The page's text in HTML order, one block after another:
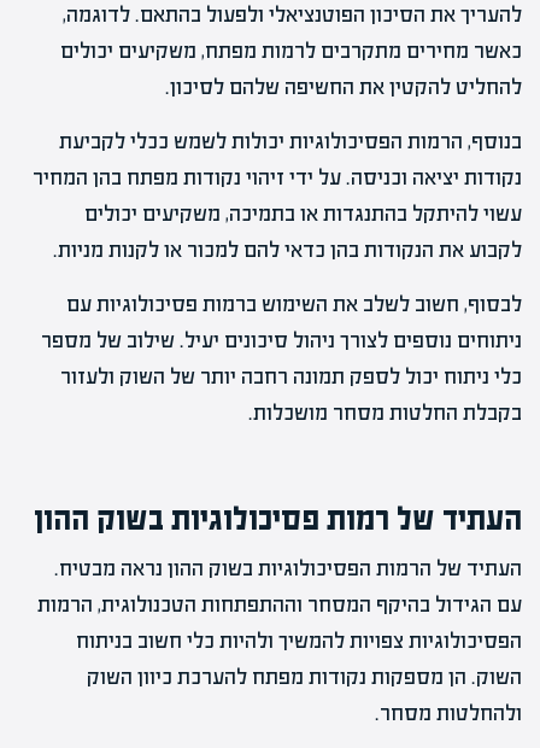
להעריך את הסיכון הפוטנציאלי ולפעול בהתאם. לדוגמה,
כאשר מחירים מתקרבים לרמות מפתח, משקיעים יכולים
להחליט להקטין את החשיפה שלהם לסיכון.
בנוסף, הרמות הפסיכולוגיות יכולות לשמש ככלי לקביעת
נקודות יציאה וכניסה. על ידי זיהוי נקודות מפתח בהן המחיר
עשוי להיתקל בהתנגדות או בתמיכה, משקיעים יכולים
לקבוע את הנקודות בהן כדאי להם למכור או לקנות מניות.
לבסוף, חשוב לשלב את השימוש ברמות פסיכולוגיות עם
ניתוחים נוספים לצורך ניהול סיכונים יעיל. שילוב של מספר
כלי ניתוח יכול לספק תמונה רחבה יותר של השוק ולעזור
בקבלת החלטות מסחר מושכלות.
העתיד של רמות פסיכולוגיות בשוק ההון
העתיד של הרמות הפסיכולוגיות בשוק ההון נראה מבטיח.
עם הגידול בהיקף המסחר וההתפתחות הטכנולוגית, הרמות
הפסיכולוגיות צפויות להמשיך ולהיות כלי חשוב בניתוח
השוק. הן מספקות נקודות מפתח להערכת כיוון השוק
ולהחלטות מסחר.